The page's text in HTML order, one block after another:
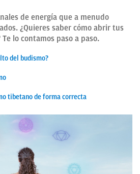
de energía que a menudo
¿Quieres saber cómo abrir tus
lo contamos paso a paso.
del budismo?
tibetano de forma correcta